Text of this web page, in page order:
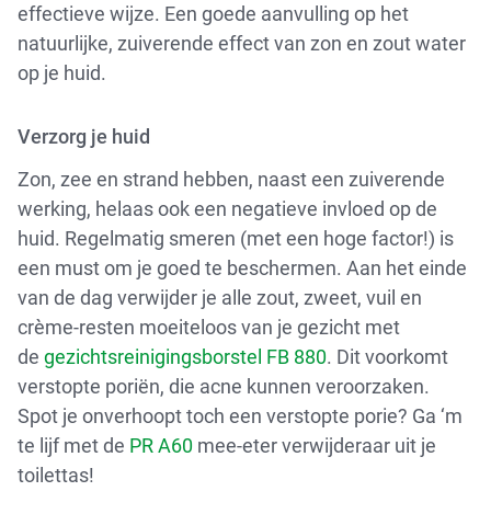
effectieve wijze. Een goede aanvulling op het
natuurlijke, zuiverende effect van zon en zout water
op je huid.
Verzorg je huid
Zon, zee en strand hebben, naast een zuiverende
werking, helaas ook een negatieve invloed op de
huid. Regelmatig smeren (met een hoge factor!) is
een must om je goed te beschermen. Aan het einde
van de dag verwijder je alle zout, zweet, vuil en
crème-resten moeiteloos van je gezicht met
de gezichtsreinigingsborstel FB 880. Dit voorkomt
verstopte poriën, die acne kunnen veroorzaken.
Spot je onverhoopt toch een verstopte porie? Ga ‘m
te lijf met de PR A60 mee-eter verwijderaar uit je
toilettas!